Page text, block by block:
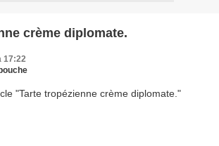
crème diplomate.
17:22